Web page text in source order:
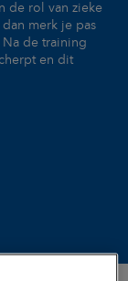
de rol van zieke
merk je pas
de training
en dit